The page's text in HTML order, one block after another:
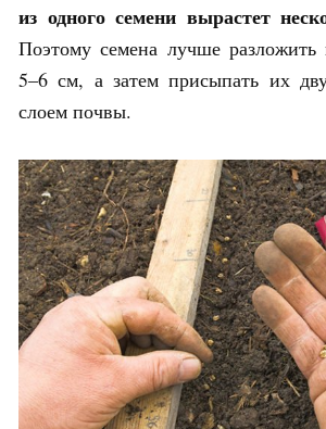
из одного семени вырастет
Поэтому семена лучше разложить
5–6 см, а затем присыпать их
слоем почвы.